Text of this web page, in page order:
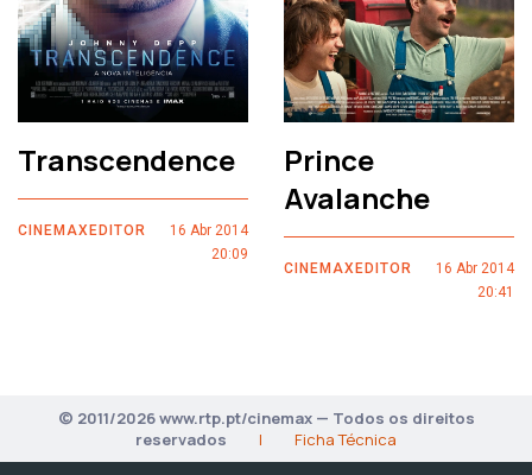
Transcendence
CINEMAXEDITOR
16 Abr 2014
20:09
Prince
Avalanche
CINEMAXEDITOR
16 Abr 2014
20:41
© 2011/2026 www.rtp.pt/cinemax — Todos os direitos
reservados
| Ficha Técnica